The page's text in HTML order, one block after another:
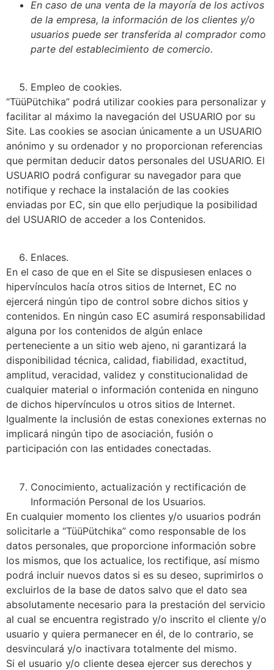
En caso de una venta de la mayoría de los activos
de la empresa, la información de los clientes y/o
usuarios puede ser transferida al comprador como
parte del establecimiento de comercio.
Empleo de cookies.
“TüüPütchika” podrá utilizar cookies para personalizar y
facilitar al máximo la navegación del USUARIO por su
Site. Las cookies se asocian únicamente a un USUARIO
anónimo y su ordenador y no proporcionan referencias
que permitan deducir datos personales del USUARIO. El
USUARIO podrá configurar su navegador para que
notifique y rechace la instalación de las cookies
enviadas por EC, sin que ello perjudique la posibilidad
del USUARIO de acceder a los Contenidos.
Enlaces.
En el caso de que en el Site se dispusiesen enlaces o
hipervínculos hacía otros sitios de Internet, EC no
ejercerá ningún tipo de control sobre dichos sitios y
contenidos. En ningún caso EC asumirá responsabilidad
alguna por los contenidos de algún enlace
perteneciente a un sitio web ajeno, ni garantizará la
disponibilidad técnica, calidad, fiabilidad, exactitud,
amplitud, veracidad, validez y constitucionalidad de
cualquier material o información contenida en ninguno
de dichos hipervínculos u otros sitios de Internet.
Igualmente la inclusión de estas conexiones externas no
implicará ningún tipo de asociación, fusión o
participación con las entidades conectadas.
Conocimiento, actualización y rectificación de
Información Personal de los Usuarios.
En cualquier momento los clientes y/o usuarios podrán
solicitarle a “TüüPütchika” como responsable de los
datos personales, que proporcione información sobre
los mismos, que los actualice, los rectifique, así mismo
podrá incluir nuevos datos si es su deseo, suprimirlos o
excluirlos de la base de datos salvo que el dato sea
absolutamente necesario para la prestación del servicio
al cual se encuentra registrado y/o inscrito el cliente y/o
usuario y quiera permanecer en él, de lo contrario, se
desvinculará y/o inactivara totalmente del mismo.
Si el usuario y/o cliente desea ejercer sus derechos y